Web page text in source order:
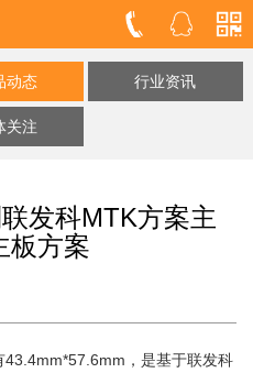
动态 行业资讯
关注
发科MTK方案主
板方案
，是基于联发科